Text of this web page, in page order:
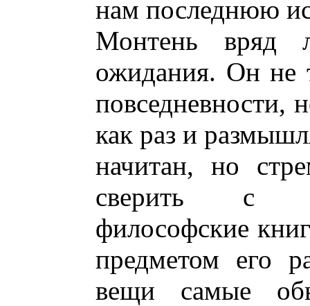
нам последнюю
Монтень вряд
ожидания. Он не
повседневности,
как раз и
начитан, но
сверить с
философские
предметом его
вещи самые